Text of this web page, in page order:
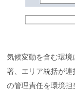
気候変動を含む環
署、エリア統括が
の管理責任を環境